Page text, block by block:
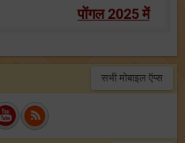
पोंगल 2025 में
सभी मोबाइल ऍप्स